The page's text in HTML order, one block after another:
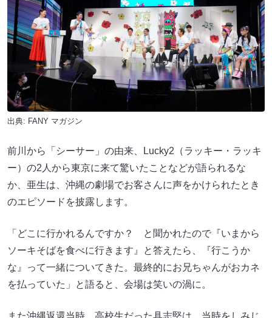
出典: FANY マガジン
前川から「シーサー」の由来、Lucky2（ラッキー・ラッキ
ー）の2人から東京に来て驚いたことなどが語られるな
か、亜生は、沖縄の劇場でお客さんに声をかけられたとき
のエピソードを披露します。
「どこに行かれるんですか？ と聞かれたので『いまから
ソーキそばを食べに行きます』と答えたら、『行こうか
な』って一緒についてきた。最終的にお兄ちゃんがおカネ
を払っていた」と語ると、会場は笑いの渦に。
また沖縄返還当時、高校生だった具志堅は、当時をしみじ